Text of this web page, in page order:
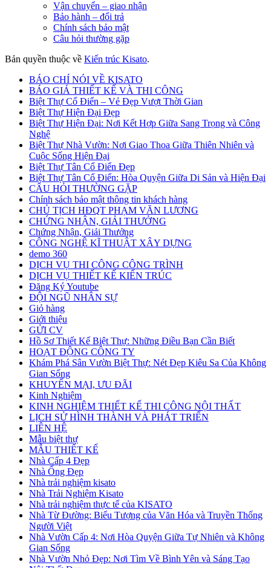
Vận chuyển – giao nhận
Bảo hành – đổi trả
Chính sách bảo mật
Câu hỏi thường gặp
Bản quyền thuộc về Kiến trúc Kisato.
BÁO CHÍ NÓI VỀ KISATO
BÁO GIÁ THIẾT KẾ VÀ THI CÔNG
Biệt Thự Cổ Điển – Vẻ Đẹp Vượt Thời Gian
Biệt Thự Hiện Đại Đẹp
Biệt Thự Hiện Đại: Nơi Kết Hợp Giữa Sang Trọng và Công
Nghệ
Biệt Thự Nhà Vườn: Nơi Giao Thoa Giữa Thiên Nhiên và
Cuộc Sống Hiện Đại
Biệt Thự Tân Cổ Điển Đẹp
Biệt Thự Tân Cổ Điển: Hòa Quyện Giữa Di Sản và Hiện Đại
CÂU HỎI THƯỜNG GẶP
Chính sách bảo mật thông tin khách hàng
CHỦ TỊCH HĐQT PHẠM VĂN LƯƠNG
CHỨNG NHẬN, GIẢI THƯỞNG
Chứng Nhận, Giải Thưởng
CÔNG NGHỆ KĨ THUẬT XÂY DỰNG
demo 360
DỊCH VỤ THI CÔNG CÔNG TRÌNH
DỊCH VỤ THIẾT KẾ KIẾN TRÚC
Đăng Ký Youtube
ĐỘI NGŨ NHÂN SỰ
Giỏ hàng
Giới thiệu
GỬI CV
Hồ Sơ Thiết Kế Biệt Thự: Những Điều Bạn Cần Biết
HOẠT ĐỘNG CÔNG TY
Khám Phá Sân Vườn Biệt Thự: Nét Đẹp Kiêu Sa Của Không
Gian Sống
KHUYẾN MẠI, ƯU ĐÃI
Kinh Nghiệm
KINH NGHIỆM THIẾT KẾ THI CÔNG NỘI THẤT
LỊCH SỬ HÌNH THÀNH VÀ PHÁT TRIỂN
LIÊN HỆ
Mẫu biệt thự
MẪU THIẾT KẾ
Nhà Cấp 4 Đẹp
Nhà Ống Đẹp
Nhà trải nghiệm kisato
Nhà Trải Nghiệm Kisato
Nhà trải nghiệm thực tế của KISATO
Nhà Từ Đường: Biểu Tượng của Văn Hóa và Truyền Thống
Người Việt
Nhà Vườn Cấp 4: Nơi Hòa Quyện Giữa Tự Nhiên và Không
Gian Sống
Nhà Vườn Nhỏ Đẹp: Nơi Tìm Về Bình Yên và Sáng Tạo